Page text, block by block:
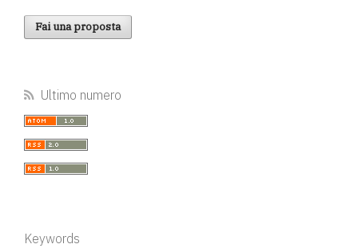
Fai una proposta
Ultimo numero
Keywords